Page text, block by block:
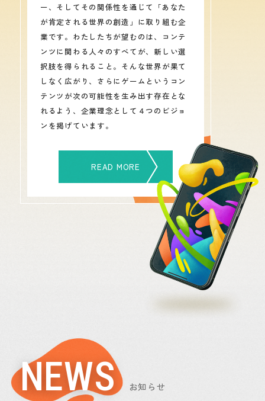
ー、そしてその関係性を通じて「あなた
が肯定される世界の創造」に取り組む企
業です。わたしたちが望むのは、コンテ
ンツに関わる人々のすべてが、新しい選
択肢を得られること。そんな世界が果て
しなく広がり、さらにゲームというコン
テンツが次の可能性を生み出す存在とな
れるよう、企業理念として４つのビジョ
ンを掲げています。
READ MORE
NEWS お知らせ